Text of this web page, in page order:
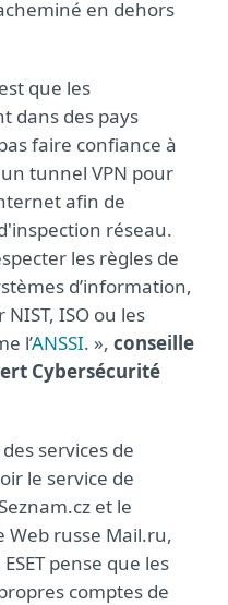
en dehors
que les
dans des pays
faire confiance à
tunnel VPN pour
afin de
réseau.
les règles de
d’information,
ISO ou les
l’ANSSI. », conseille
Cybersécurité
services de
le service de
et le
Web russe Mail.ru,
pense que les
comptes de